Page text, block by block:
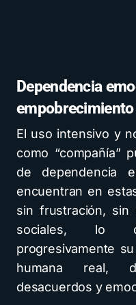
Dependencia
empobrecimiento
El uso intensivo y
como “compañía”
de dependencia
encuentran en
sin frustración, sin
sociales, lo
progresivamente
humana real,
desacuerdos y